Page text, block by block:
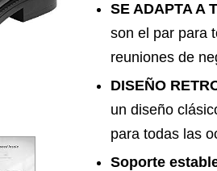
SE ADAPTA A
son el par para
reuniones de
DISEÑO
un diseño
para todas las
Soporte